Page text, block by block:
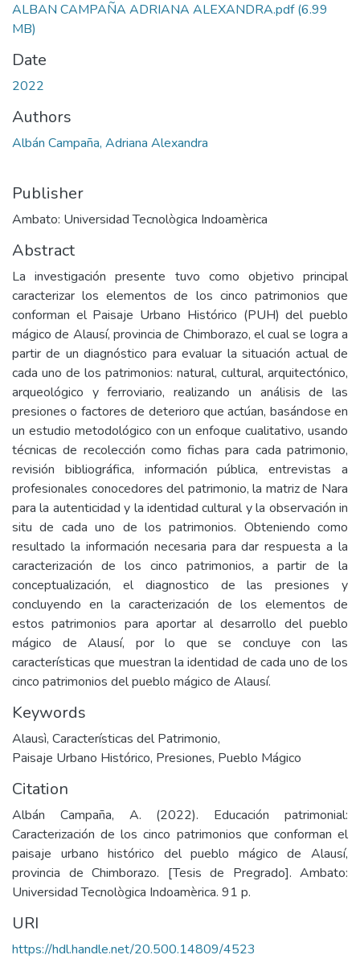
ALBAN CAMPAÑA ADRIANA ALEXANDRA.pdf(6.99
MB)
Date
2022
Authors
Albán Campaña, Adriana Alexandra
Publisher
Ambato: Universidad Tecnològica Indoamèrica
Abstract
La investigación presente tuvo como objetivo principal
caracterizar los elementos de los cinco patrimonios que
conforman el Paisaje Urbano Histórico (PUH) del pueblo
mágico de Alausí, provincia de Chimborazo, el cual se logra a
partir de un diagnóstico para evaluar la situación actual de
cada uno de los patrimonios: natural, cultural, arquitectónico,
arqueológico y ferroviario, realizando un análisis de las
presiones o factores de deterioro que actúan, basándose en
un estudio metodológico con un enfoque cualitativo, usando
técnicas de recolección como fichas para cada patrimonio,
revisión bibliográfica, información pública, entrevistas a
profesionales conocedores del patrimonio, la matriz de Nara
para la autenticidad y la identidad cultural y la observación in
situ de cada uno de los patrimonios. Obteniendo como
resultado la información necesaria para dar respuesta a la
caracterización de los cinco patrimonios, a partir de la
conceptualización, el diagnostico de las presiones y
concluyendo en la caracterización de los elementos de
estos patrimonios para aportar al desarrollo del pueblo
mágico de Alausí, por lo que se concluye con las
características que muestran la identidad de cada uno de los
cinco patrimonios del pueblo mágico de Alausí.
Keywords
Alausì, Características del Patrimonio,
Paisaje Urbano Histórico, Presiones, Pueblo Mágico
Citation
Albán Campaña, A. (2022). Educación patrimonial:
Caracterización de los cinco patrimonios que conforman el
paisaje urbano histórico del pueblo mágico de Alausí,
provincia de Chimborazo. [Tesis de Pregrado]. Ambato:
Universidad Tecnològica Indoamèrica. 91 p.
URI
https://hdl.handle.net/20.500.14809/4523